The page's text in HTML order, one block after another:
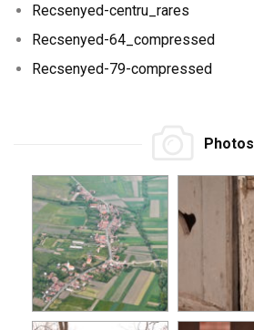
Recsenyed-centru_rares
Recsenyed-64_compressed
Recsenyed-79-compressed
Photos